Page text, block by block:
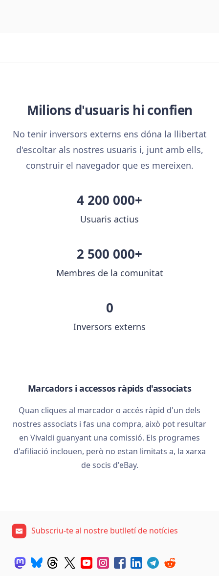
Milions d'usuaris hi confien
No tenir inversors externs ens dóna la llibertat
d'escoltar als nostres usuaris i, junt amb ells,
construir el navegador que es mereixen.
4 200 000+
Usuaris actius
2 500 000+
Membres de la comunitat
0
Inversors externs
Marcadors i accessos ràpids d'associats
Quan cliques al marcador o accés ràpid d'un dels
nostres associats i fas una compra, això pot resultar
en Vivaldi guanyant una comissió. Els programes
d'afiliació inclouen, però no estan limitats a, la xarxa
de socis d'eBay.
Subscriu-te al nostre butlletí de notícies